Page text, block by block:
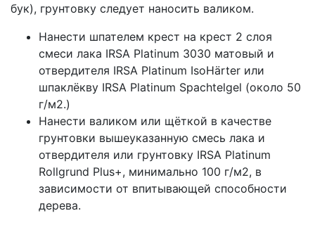
бук), грунтовку следует наносить валиком.
Нанести шпателем крест на крест 2 слоя
смеси лака IRSA Platinum 3030 матовый и
отвердителя IRSA Platinum IsoHärter или
шпаклёкву IRSA Platinum Spachtelgel (около 50
г/м2.)
Нанести валиком или щёткой в качестве
грунтовки вышеуказанную смесь лака и
отвердителя или грунтовку IRSA Platinum
Rollgrund Plus+, минимально 100 г/м2, в
зависимости от впитывающей способности
дерева.